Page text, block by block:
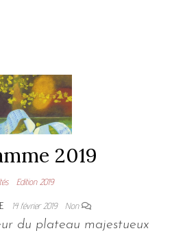
2019
Edition 2019
14 février 2019 Non
du plateau majestueux